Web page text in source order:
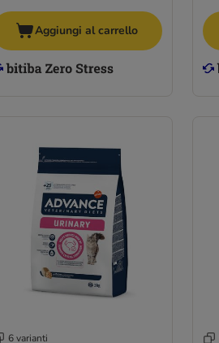
Aggiungi al carrello
6 varianti